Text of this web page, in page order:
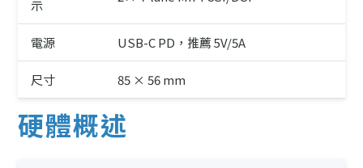
示
電源 USB-C PD，推薦 5V/5A
尺寸 85 × 56 mm
硬體概述